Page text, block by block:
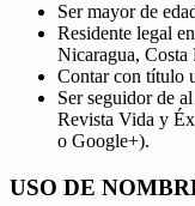
Ser mayor de
Residente legal
Nicaragua, Costa
Contar con título
Ser seguidor de
Revista Vida y
o Google+).
USO DE